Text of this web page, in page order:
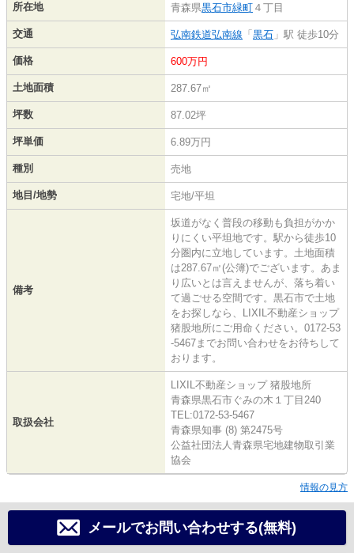
所在地 青森県黒石市緑町 ４丁目
交通 弘南鉄道弘南線 「 黒石 」駅 徒歩10分
価格 600万円
土地面積 287.67㎡
坪数 87.02坪
坪単価 6.89万円
種別 売地
地目/地勢 宅地/平坦
備考
坂道がなく普段の移動も負担がかか
りにくい平坦地です。駅から徒歩10
分圏内に立地しています。土地面積
は287.67㎡(公簿)でございます。あま
り広いとは言えませんが、落ち着い
て過ごせる空間です。黒石市で土地
をお探しなら、LIXIL不動産ショップ
猪股地所にご用命ください。0172-53
-5467までお問い合わせをお待ちして
おります。
取扱会社
LIXIL不動産ショップ 猪股地所
青森県黒石市ぐみの木１丁目240
TEL:0172-53-5467
青森県知事 (8) 第2475号
公益社団法人青森県宅地建物取引業
協会
情報の見方
メールでお問い合わせする(無料)